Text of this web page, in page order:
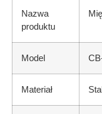
Nazwa
produktu
Model
Materiał